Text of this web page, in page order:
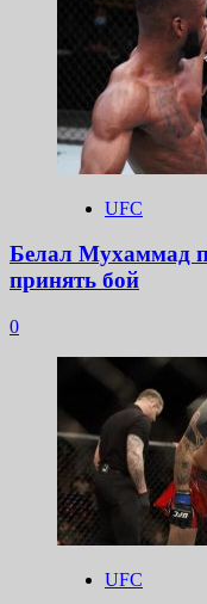
UFC
Белал Мухаммад
принять бой
0
UFC